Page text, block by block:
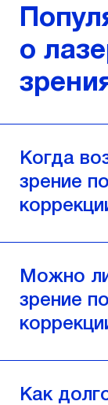
о
Когда
зрение
Можно
зрение
Как